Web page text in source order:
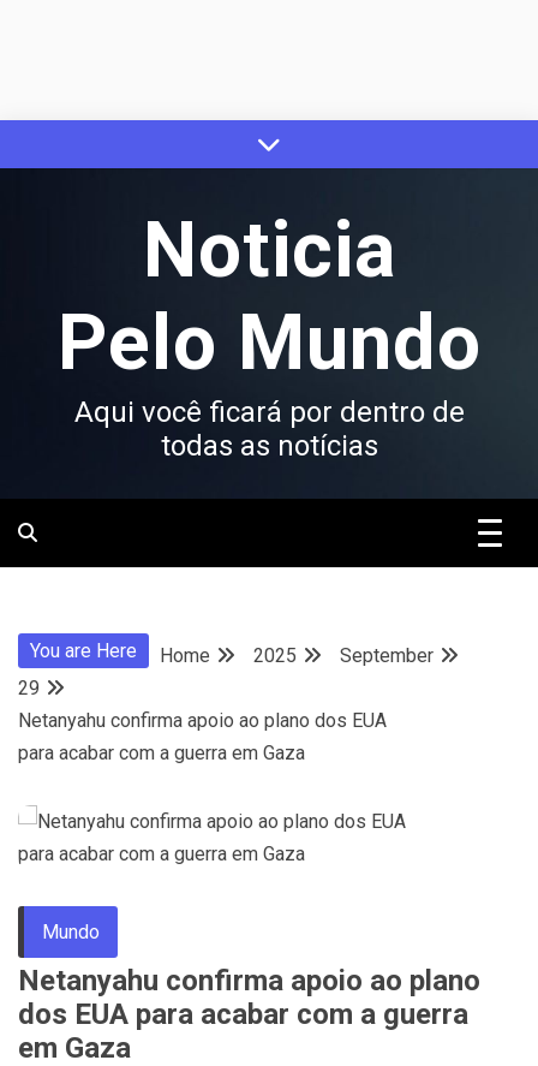
to
Noticia
Pelo Mundo
Aqui você ficará por dentro de
todas as notícias
You are Here Home 2025
September
29
Netanyahu confirma apoio ao plano dos EUA
para acabar com a guerra em Gaza
Mundo
Netanyahu confirma apoio ao plano
dos EUA para acabar com a guerra
em Gaza